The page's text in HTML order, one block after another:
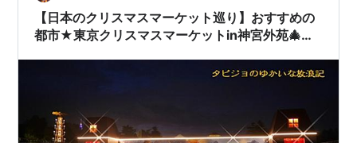
【日本のクリスマスマーケット巡り】おすすめの
都市★東京クリスマスマーケットin神宮外苑🎄に